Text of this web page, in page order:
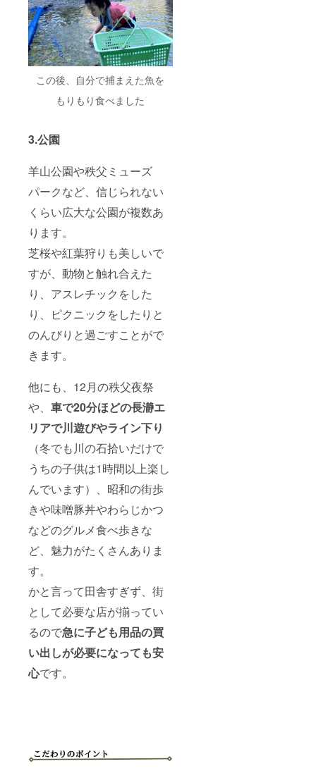
この後、自分で捕まえた魚を
もりもり食べました
3.公園
羊山公園や秩父ミューズ
パークなど、信じられない
くらい広大な公園が複数あ
ります。
芝桜や紅葉狩りも美しいで
すが、動物と触れ合えた
り、アスレチックをした
り、ピクニックをしたりと
のんびりと過ごすことがで
きます。
他にも、12月の秩父夜祭
や、 車で20分ほどの長瀞エ
リアで川遊びやライン下り
（冬でも川の石拾いだけで
うちの子供は1時間以上楽し
んでいます）、昭和の街歩
きや味噌豚丼やわらじかつ
などのグルメ食べ歩きな
ど、魅力がたくさんありま
す。
かと言って田舎すぎず、街
として必要な店が揃ってい
るので急に子ども用品の買
い出しが必要になっても安
心です。